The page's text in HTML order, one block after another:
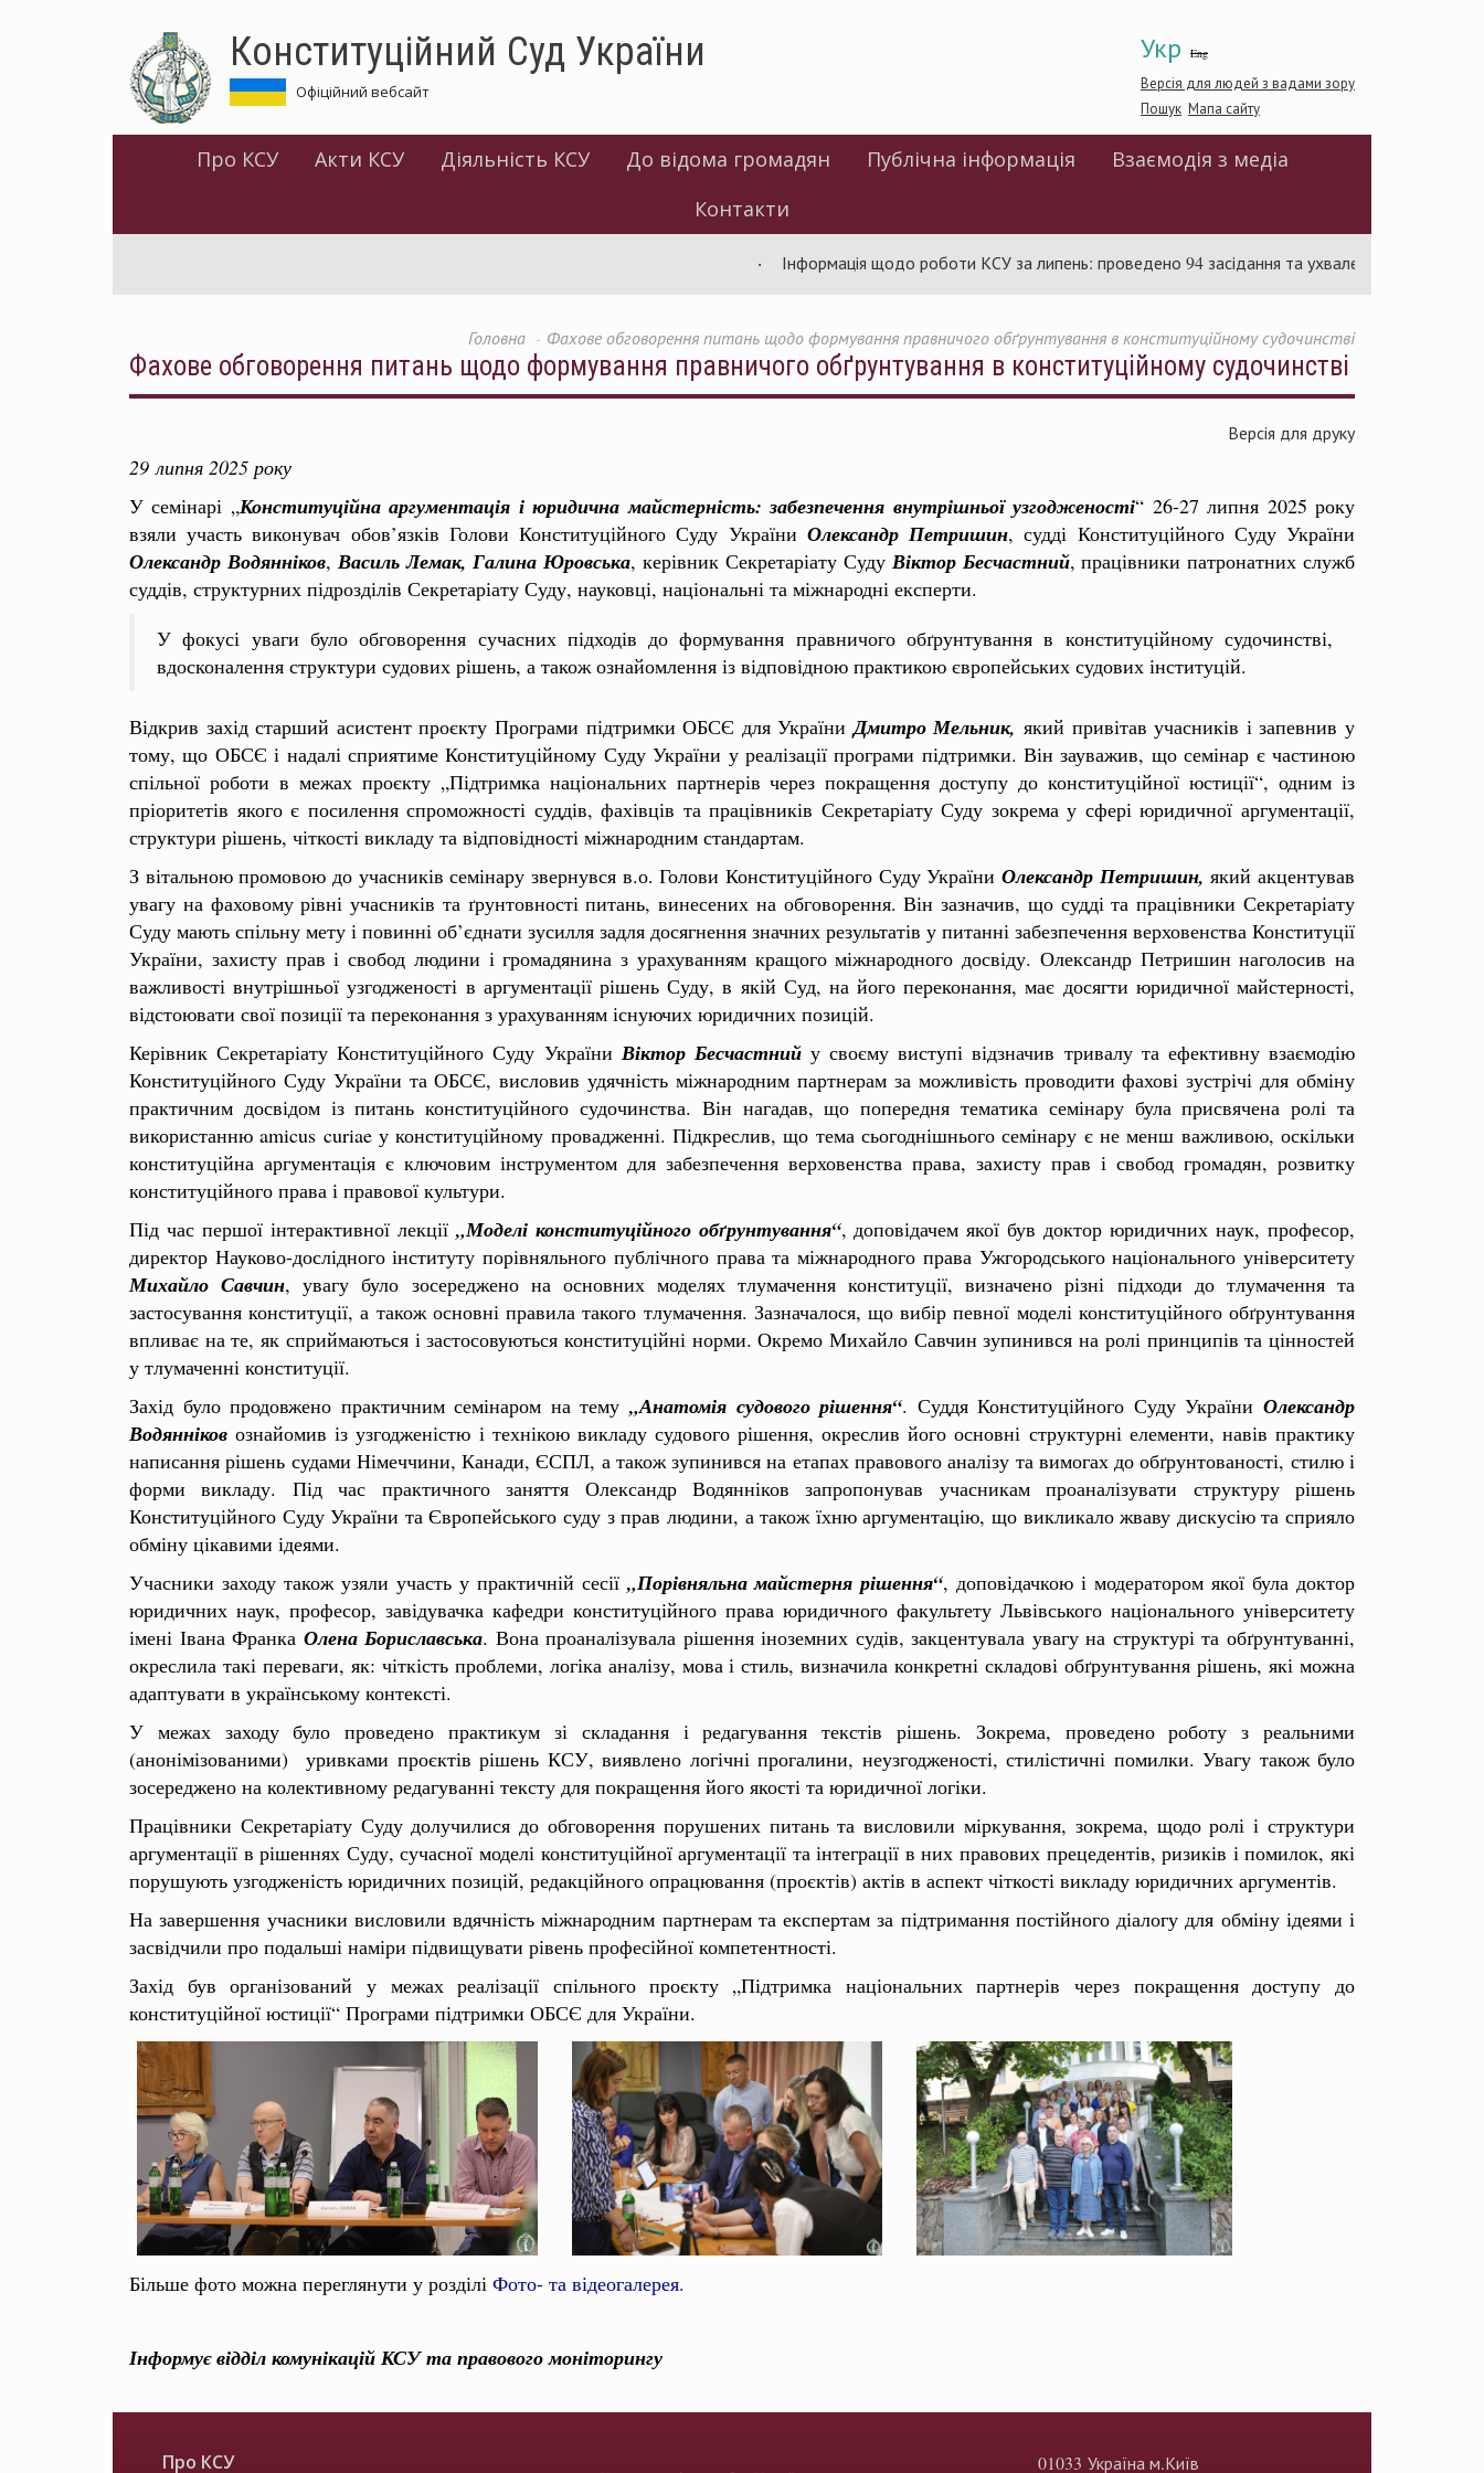
Укр Eng
Версія для людей з вадами зору
Пошук Мапа сайту
Конституційний Суд України
Офіційний вебсайт
Про КСУ Акти КСУ Діяльність КСУ До відома громадян Публічна інформація
Взаємодія з медіа
Контакти
Інформація щодо роботи КСУ за липень: проведено 94 засідання та ухвалено 85 актів
Головна Фахове обговорення питань щодо формування правничого обґрунтування в конституційному судочинстві
Фахове обговорення питань щодо формування правничого обґрунтування в конституційному судочинстві
Версія для друку
29 липня 2025 року
У семінарі „Конституційна аргументація і юридична майстерність: забезпечення внутрішньої узгодженості“ 26-27 липня 2025 року
взяли участь виконувач обов’язків Голови Конституційного Суду України Олександр Петришин, судді Конституційного Суду України
Олександр Водянніков, Василь Лемак, Галина Юровська, керівник Секретаріату Суду Віктор Бесчастний, працівники патронатних служб
суддів, структурних підрозділів Секретаріату Суду, науковці, національні та міжнародні експерти.
У фокусі уваги було обговорення сучасних підходів до формування правничого обґрунтування в конституційному судочинстві,
вдосконалення структури судових рішень, а також ознайомлення із відповідною практикою європейських судових інституцій.
Відкрив захід старший асистент проєкту Програми підтримки ОБСЄ для України Дмитро Мельник,який привітав учасників і запевнив у
тому, що ОБСЄ і надалі сприятиме Конституційному Суду України у реалізації програми підтримки. Він зауважив, що семінар є частиною
спільної роботи в межах проєкту „Підтримка національних партнерів через покращення доступу до конституційної юстиції“, одним із
пріоритетів якого є посилення спроможності суддів, фахівців та працівників Секретаріату Суду зокрема у сфері юридичної аргументації,
структури рішень, чіткості викладу та відповідності міжнародним стандартам.
З вітальною промовою до учасників семінару звернувся в.о. Голови Конституційного Суду України Олександр Петришин,який акцентував
увагу на фаховому рівні учасників та ґрунтовності питань, винесених на обговорення. Він зазначив, що судді та працівники Секретаріату
Суду мають спільну мету і повинні об’єднати зусилля задля досягнення значних результатів у питанні забезпечення верховенства Конституції
України, захисту прав і свобод людини і громадянина з урахуванням кращого міжнародного досвіду. Олександр Петришин наголосив на
важливості внутрішньої узгодженості в аргументації рішень Суду, в якій Суд, на його переконання, має досягти юридичної майстерності,
відстоювати свої позиції та переконання з урахуванням існуючих юридичних позицій.
Керівник Секретаріату Конституційного Суду України Віктор Бесчастнийу своєму виступі відзначив тривалу та ефективну взаємодію
Конституційного Суду України та ОБСЄ, висловив удячність міжнародним партнерам за можливість проводити фахові зустрічі для обміну
практичним досвідом із питань конституційного судочинства. Він нагадав, що попередня тематика семінару була присвячена ролі та
використанню amicus curiae у конституційному провадженні. Підкреслив, що тема сьогоднішнього семінару є не менш важливою, оскільки
конституційна аргументація є ключовим інструментом для забезпечення верховенства права, захисту прав і свобод громадян, розвитку
конституційного права і правової культури.
Під час першої інтерактивної лекції „Моделі конституційного обґрунтування“, доповідачем якої був доктор юридичних наук, професор,
директор Науково-дослідного інституту порівняльного публічного права та міжнародного права Ужгородського національного університету
Михайло Савчин, увагу було зосереджено на основних моделях тлумачення конституції, визначено різні підходи до тлумачення та
застосування конституції, а також основні правила такого тлумачення. Зазначалося, що вибір певної моделі конституційного обґрунтування
впливає на те, як сприймаються і застосовуються конституційні норми. Окремо Михайло Савчин зупинився на ролі принципів та цінностей
у тлумаченні конституції.
Захід було продовжено практичним семінаром на тему „Анатомія судового рішення“. Суддя Конституційного Суду УкраїниОлександр
Водянніков ознайомив із узгодженістю і технікою викладу судового рішення, окреслив його основні структурні елементи, навів практику
написання рішень судами Німеччини, Канади, ЄСПЛ, а також зупинився на етапах правового аналізу та вимогах до обґрунтованості, стилю і
форми викладу. Під час практичного заняття Олександр Водянніков запропонував учасникам проаналізувати структуру рішень
Конституційного Суду України та Європейського суду з прав людини, а також їхню аргументацію, що викликало жваву дискусію та сприяло
обміну цікавими ідеями.
Учасники заходу також узяли участь у практичній сесії „Порівняльна майстерня рішення“, доповідачкою і модератором якої була доктор
юридичних наук, професор, завідувачка кафедри конституційного права юридичного факультету Львівського національного університету
імені Івана Франка Олена Бориславська. Вона проаналізувала рішення іноземних судів, закцентувала увагу на структурі та обґрунтуванні,
окреслила такі переваги, як: чіткість проблеми, логіка аналізу, мова і стиль, визначила конкретні складові обґрунтування рішень, які можна
адаптувати в українському контексті.
У межах заходу було проведено практикум зі складання і редагування текстів рішень. Зокрема, проведено роботу з реальними
(анонімізованими) уривками проєктів рішень КСУ, виявлено логічні прогалини, неузгодженості, стилістичні помилки. Увагу також було
зосереджено на колективному редагуванні тексту для покращення його якості та юридичної логіки.
Працівники Секретаріату Суду долучилися до обговорення порушених питань та висловили міркування, зокрема, щодо ролі і структури
аргументації в рішеннях Суду, сучасної моделі конституційної аргументації та інтеграції в них правових прецедентів, ризиків і помилок, які
порушують узгодженість юридичних позицій, редакційного опрацювання (проєктів) актів в аспект чіткості викладу юридичних аргументів.
На завершення учасники висловили вдячність міжнародним партнерам та експертам за підтримання постійного діалогу для обміну ідеями і
засвідчили про подальші наміри підвищувати рівень професійної компетентності.
Захід був організований у межах реалізації спільного проєкту „Підтримка національних партнерів через покращення доступу до
конституційної юстиції“ Програми підтримки ОБСЄ для України.
Більше фото можна переглянути у розділі Фото- та відеогалерея.
Інформує відділ комунікацій КСУ та правового моніторингу
Про КСУ 01033 Україна м.Київ